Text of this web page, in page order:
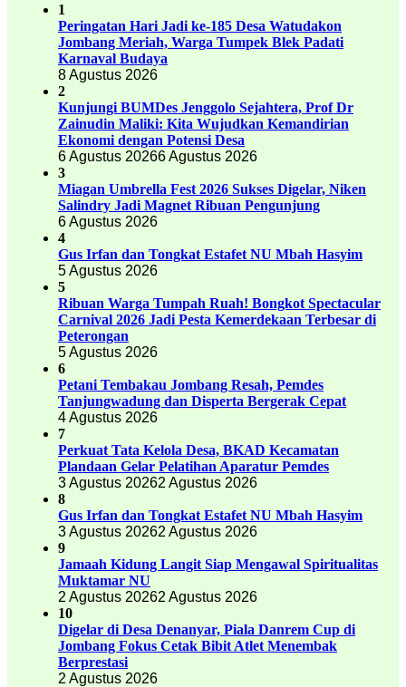
1
Peringatan Hari Jadi ke-185 Desa Watudakon
Jombang Meriah, Warga Tumpek Blek Padati
Karnaval Budaya
8 Agustus 2026
2
Kunjungi BUMDes Jenggolo Sejahtera, Prof Dr
Zainudin Maliki: Kita Wujudkan Kemandirian
Ekonomi dengan Potensi Desa
6 Agustus 20266 Agustus 2026
3
Miagan Umbrella Fest 2026 Sukses Digelar, Niken
Salindry Jadi Magnet Ribuan Pengunjung
6 Agustus 2026
4
Gus Irfan dan Tongkat Estafet NU Mbah Hasyim
5 Agustus 2026
5
Ribuan Warga Tumpah Ruah! Bongkot Spectacular
Carnival 2026 Jadi Pesta Kemerdekaan Terbesar di
Peterongan
5 Agustus 2026
6
Petani Tembakau Jombang Resah, Pemdes
Tanjungwadung dan Disperta Bergerak Cepat
4 Agustus 2026
7
Perkuat Tata Kelola Desa, BKAD Kecamatan
Plandaan Gelar Pelatihan Aparatur Pemdes
3 Agustus 20262 Agustus 2026
8
Gus Irfan dan Tongkat Estafet NU Mbah Hasyim
3 Agustus 20262 Agustus 2026
9
Jamaah Kidung Langit Siap Mengawal Spiritualitas
Muktamar NU
2 Agustus 20262 Agustus 2026
10
Digelar di Desa Denanyar, Piala Danrem Cup di
Jombang Fokus Cetak Bibit Atlet Menembak
Berprestasi
2 Agustus 2026